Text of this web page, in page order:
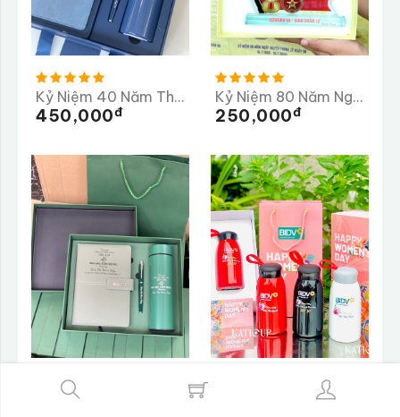
Kỷ Niệm 40 Năm Thành Lập Trường PTTH Lộc Thanh 1985-2025
450,000Đ
Kỷ Niệm 80 Năm Ngày Truyền Thống Lữ Đoàn 98
250,000Đ
Mái Nhà Tân Hưng